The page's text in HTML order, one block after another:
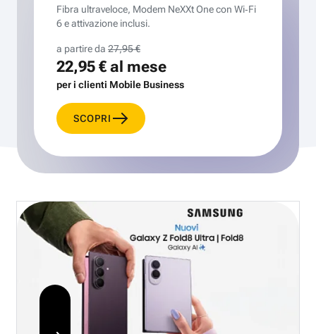
Fibra ultraveloce, Modem NeXXt One con Wi‑Fi
6 e attivazione inclusi.
a partire da 27,95 €
22,95 €al mese
per i clienti Mobile Business
SCOPRI